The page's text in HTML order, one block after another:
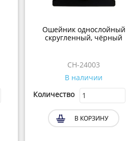
Ошейник однослойный
скругленный, чёрный
CH-24003
В наличии
Количество
В КОРЗИНУ